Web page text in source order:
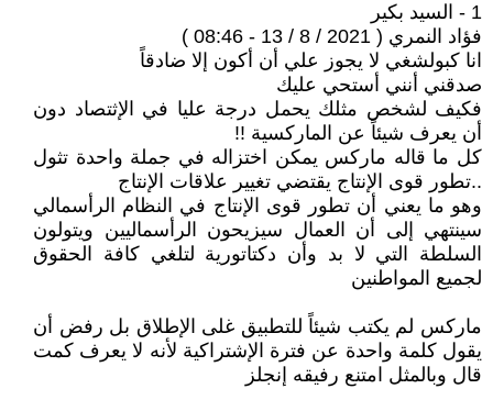
1 - السيد بكير
فؤاد النمري ( 2021 / 8 / 13 - 08:46 )
انا كبولشغي لا يجوز علي أن أكون إلا ضادقاً
صدقني أنني أستحي عليك
فكيف لشخص مثلك يحمل درجة عليا في الإثتصاد دون
أن يعرف شيئاً عن الماركسية !!
كل ما قاله ماركس يمكن اختزاله في جملة واحدة تثول
..تطور قوى الإنتاج يقتضي تغيير علاقات الإنتاج
وهو ما يعني أن تطور قوى الإنتاج في النظام الرأسمالي
سينتهي إلى أن العمال سيزيحون الرأسماليين ويتولون
السلطة التي لا بد وأن دكتاتورية لتلغي كافة الحقوق
لجميع المواطنين
ماركس لم يكتب شيئاً للتطبيق غلى الإطلاق بل رفض أن
يقول كلمة واحدة عن فترة الإشتراكية لأنه لا يعرف كمت
قال وبالمثل امتنع رفيقه إنجلز